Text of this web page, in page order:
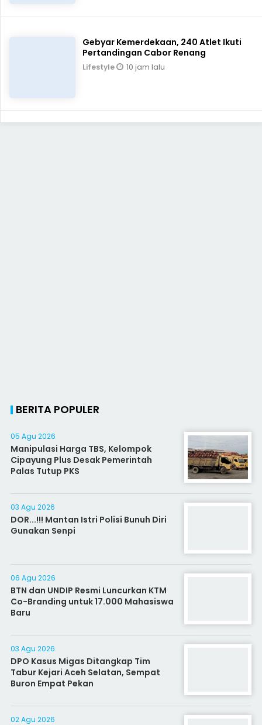
Gebyar Kemerdekaan, 240 Atlet Ikuti
Pertandingan Cabor Renang
Lifestyle 10 jam lalu
BERITA POPULER
05 Agu 2026
Manipulasi Harga TBS, Kelompok
Cipayung Plus Desak Pemerintah
Palas Tutup PKS
03 Agu 2026
DOR...!!! Mantan Istri Polisi Bunuh Diri
Gunakan Senpi
06 Agu 2026
BTN dan UNDIP Resmi Luncurkan KTM
Co-Branding untuk 17.000 Mahasiswa
Baru
03 Agu 2026
DPO Kasus Migas Ditangkap Tim
Tabur Kejari Aceh Selatan, Sempat
Buron Empat Pekan
02 Agu 2026